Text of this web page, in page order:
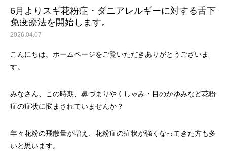
6月よりスギ花粉症・ダニアレルギーに対する舌下
免疫療法を開始します。
2026.04.07
こんにちは。ホームページをご覧いただきありがとうございま
す。
みなさん、この時期、鼻づまりやくしゃみ・目のかゆみなど花粉
症の症状に悩まされていませんか？
年々花粉の飛散量が増え、花粉症の症状が強くなってきた方も多
いと思います。